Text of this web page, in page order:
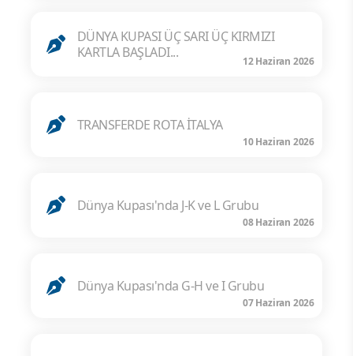
DÜNYA KUPASI ÜÇ SARI ÜÇ KIRMIZI
KARTLA BAŞLADI...
12 Haziran 2026
TRANSFERDE ROTA İTALYA
10 Haziran 2026
Dünya Kupası'nda J-K ve L Grubu
08 Haziran 2026
Dünya Kupası'nda G-H ve I Grubu
07 Haziran 2026